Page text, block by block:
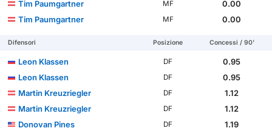
Tim Paumgartner MF
0.00
Tim Paumgartner
MF 0.00
Difensori Posizione Concessi / 90'
Leon Klassen DF
0.95
Leon Klassen
DF
0.95
Martin Kreuzriegler
DF
1.12
Martin Kreuzriegler
DF
1.12
Donovan Pines
DF
1.19